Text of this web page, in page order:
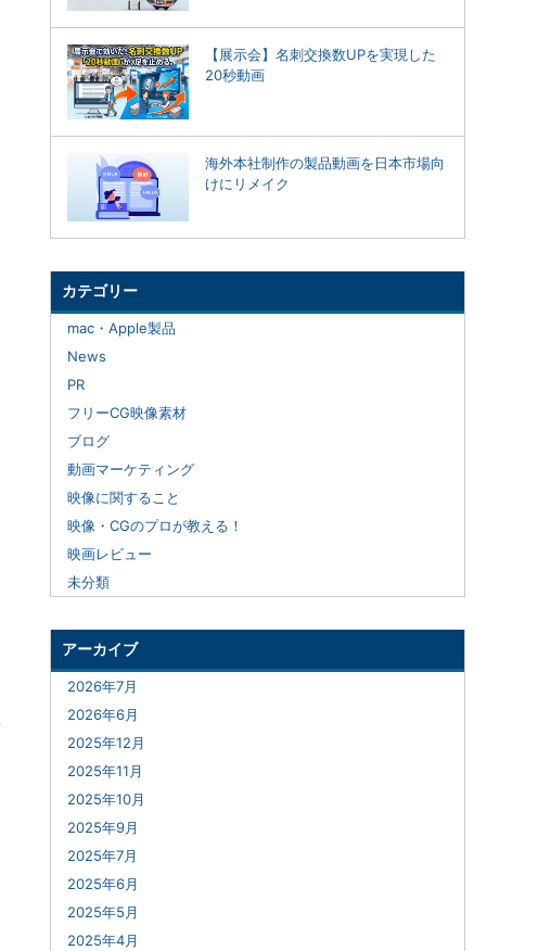
【展示会】名刺交換数UPを実現した
20秒動画
海外本社制作の製品動画を日本市場向
けにリメイク
カテゴリー
mac・Apple製品
News
PR
フリーCG映像素材
ブログ
動画マーケティング
映像に関すること
映像・CGのプロが教える！
映画レビュー
未分類
アーカイブ
2026年7月
2026年6月
2025年12月
2025年11月
2025年10月
2025年9月
2025年7月
2025年6月
2025年5月
2025年4月